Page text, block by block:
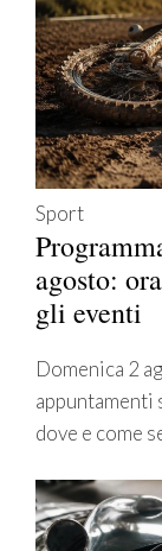
Sport
agosto:
gli eventi
Domenica 2
appuntamenti
dove e come